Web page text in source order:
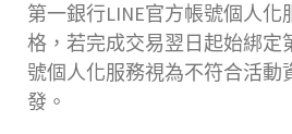
第一銀行LINE官方帳號個人化
格，若完成交易翌日起始綁定
號個人化服務視為不符合活動
發。